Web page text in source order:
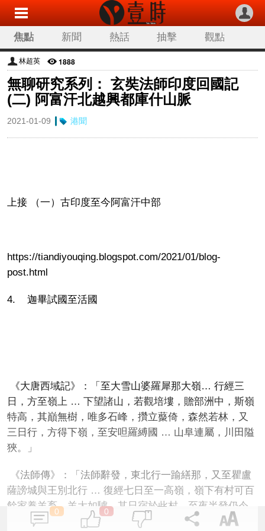
焦點 新聞 熱話 抽擊
觀點
科技
生活
讀者來稿
專欄分類
林超英 1888
無聊研究系列： 玄奘法師印度回國記
(二) 阿富汗北越興都庫什山脈
2021-01-09 港聞
上接 （一）古印度至今阿富汗中部
https://tiandiyouqing.blogspot.com/2021/01/blog-
post.html
4. 迦畢試國至活國
《大唐西域記》：「至大雪山婆羅犀那大嶺… 行經三
日，方至嶺上 … 下望諸山，若觀培塿，贍部洲中，斯嶺
特高，其巔無樹，唯多石峰，攢立藂倚，森然若林，又
三日行，方得下嶺，至安呾羅縛國 … 山阜連屬，川田隘
狹。」
《法師傳》：「法師辭發，東北行一踰繕那，又至瞿盧
薩謗城與王別北行 … 復經七日至一高嶺，嶺下有村可百
餘家養羊畜，羊大如驢，其日宿於此村，至夜半發仍令
村人乘山駝引路，其地多雪澗淩溪 … 至明晝日方渡陵嶮
0 0